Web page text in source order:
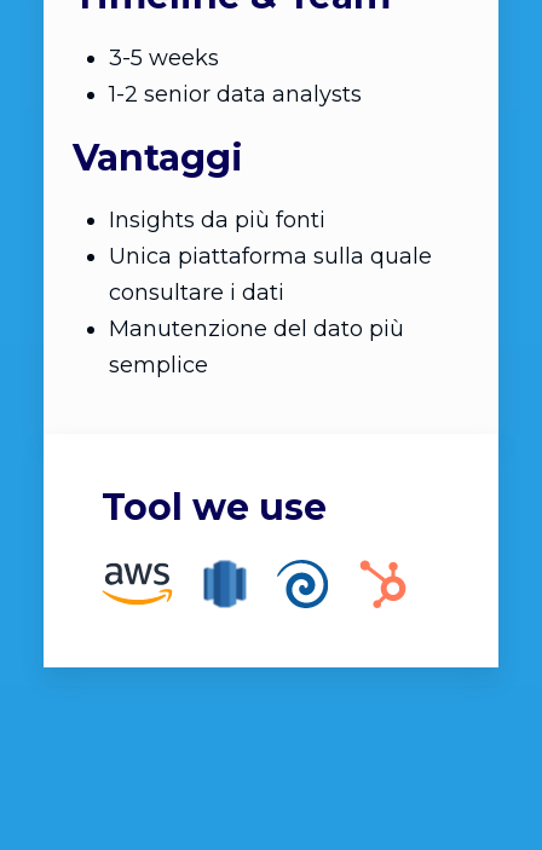
3-5 weeks
1-2 senior data analysts
Vantaggi
Insights da più fonti
Unica piattaforma sulla quale
consultare i dati
Manutenzione del dato più
semplice
Tool we use